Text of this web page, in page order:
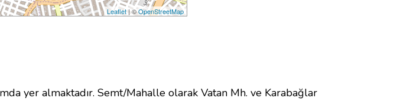
Leaflet| ©OpenStreetMap
yer almaktadır. Semt/Mahalle olarak Vatan Mh. ve Karabağlar